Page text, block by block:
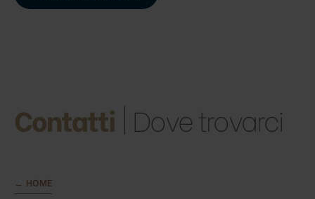
Contatti | Dove trovarci
← HOME